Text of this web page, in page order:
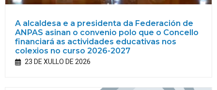
A alcaldesa e a presidenta da Federación de
ANPAS asinan o convenio polo que o Concello
financiará as actividades educativas nos
colexios no curso 2026-2027
23 DE XULLO DE 2026